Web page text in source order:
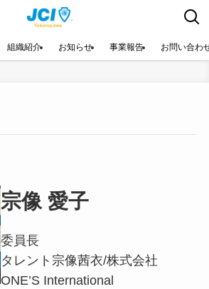
組織紹介 お知らせ 事業報告 お問い合わ
宗像 愛子
委員長
タレント宗像茜衣/株式会社
ONE’S International